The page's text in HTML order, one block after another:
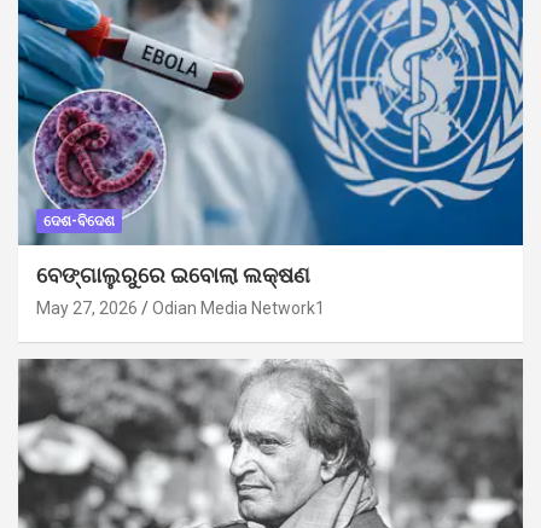
ଦେଶ-ବିଦେଶ
ବେଙ୍ଗାଲୁରୁରେ ଇବୋଲା ଲକ୍ଷଣ
May 27, 2026 Odian Media Network1